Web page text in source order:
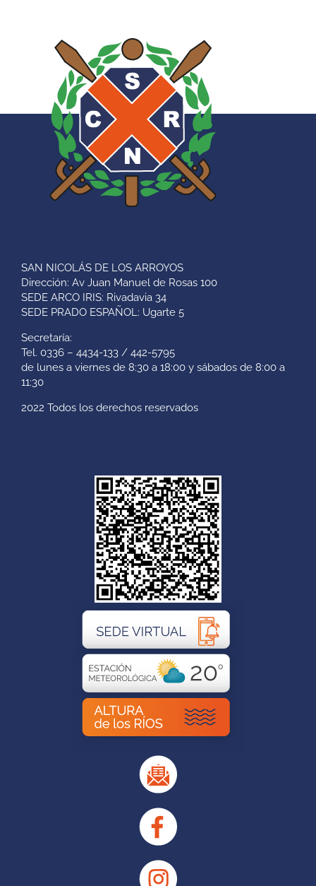
SAN NICOLÁS DE LOS ARROYOS
Dirección: Av Juan Manuel de Rosas 100
SEDE ARCO IRIS: Rivadavia 34
SEDE PRADO ESPAÑOL: Ugarte 5
Secretaría:
Tel. 0336 – 4434-133 / 442-5795
de lunes a viernes de 8:30 a 18:00 y sábados de 8:00 a
11:30
2022 Todos los derechos reservados